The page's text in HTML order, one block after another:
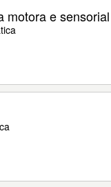
motora e sensorial